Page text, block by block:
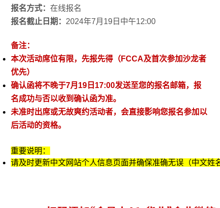
报名方式：在线报名
报名截止日期： 2024年7月 19 日中午12:00
备注：
本次活动席位有限，先报先得（ FCCA及首次参加沙龙者
优先）
确认函将不晚于7月 19 日 17:00发送至您的报名邮箱，报
名成功与否以收到确认函为准。
未准时出席或无故爽约活动者，会直接影响您报名参加以
后活动的资格。
重要说明：
请及时更新中文网站个人信息页面并确保准确无误（中文姓